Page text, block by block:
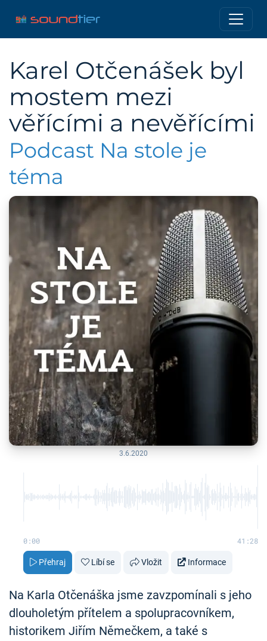
Karel Otčenášek byl
mostem mezi
věřícími a nevěřícími
Podcast Na stole je
téma
3.6.2020
0:00 41:28
Přehraj Líbí se Vložit Informace
Na Karla Otčenáška jsme zavzpomínali s jeho
dlouholetým přítelem a spolupracovníkem,
historikem Jiřím Němečkem, a také s